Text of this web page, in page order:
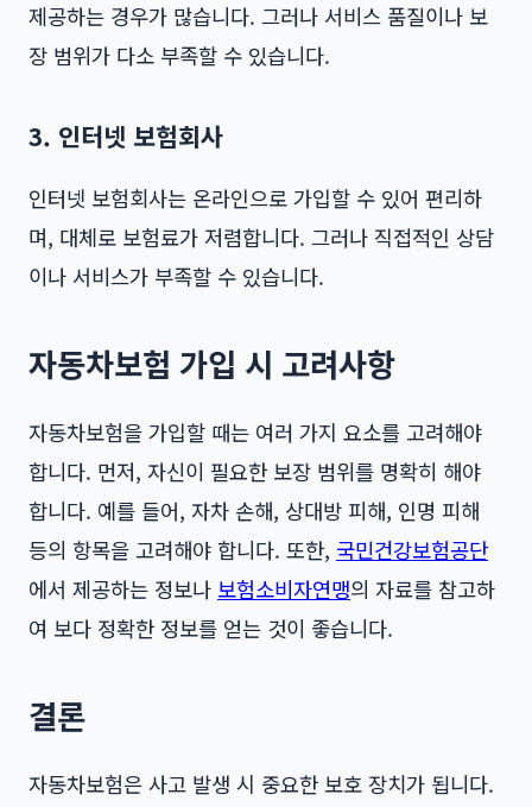
제공하는 경우가 많습니다. 그러나 서비스 품질이나 보
장 범위가 다소 부족할 수 있습니다.
3. 인터넷 보험회사
인터넷 보험회사는 온라인으로 가입할 수 있어 편리하
며, 대체로 보험료가 저렴합니다. 그러나 직접적인 상담
이나 서비스가 부족할 수 있습니다.
자동차보험 가입 시 고려사항
자동차보험을 가입할 때는 여러 가지 요소를 고려해야
합니다. 먼저, 자신이 필요한 보장 범위를 명확히 해야
합니다. 예를 들어, 자차 손해, 상대방 피해, 인명 피해
등의 항목을 고려해야 합니다. 또한, 국민건강보험공단
에서 제공하는 정보나 보험소비자연맹의 자료를 참고하
여 보다 정확한 정보를 얻는 것이 좋습니다.
결론
자동차보험은 사고 발생 시 중요한 보호 장치가 됩니다.